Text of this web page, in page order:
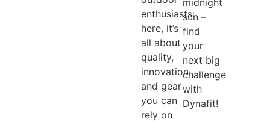
enthusiasts:
here, it’s
all about
quality,
innovation
and gear
you can
rely on
midnight
sun –
find
your
next big
challenge
with
Dynafit!